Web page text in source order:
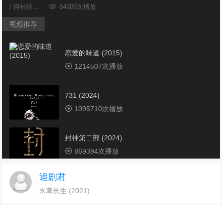
/ 何桂珍...
84606次播放
视频推荐
恋爱的味道 (2015)
1214507次播放
731 (2024)
1095710次播放
封神第二部 (2024)
869394次播放
752317次播放
追剧君
水草长生 (2021)